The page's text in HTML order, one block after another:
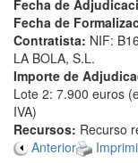
Fecha de
Fecha de
Contratista: NIF:
LA BOLA, S.L.
Importe de
Lote 2: 7.900 euros
IVA)
Recursos: Recurso
Anterior